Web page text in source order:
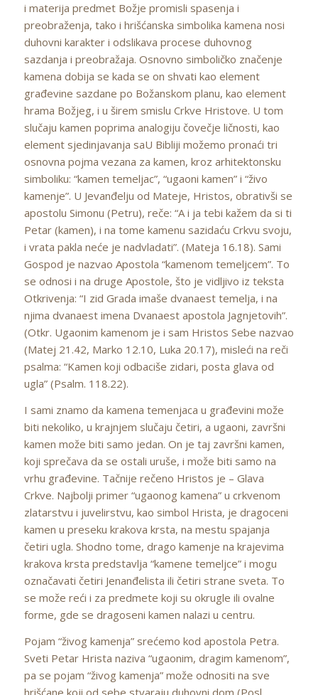
i materija predmet Božje promisli spasenja i
preobraženja, tako i hrišćanska simbolika kamena nosi
duhovni karakter i odslikava procese duhovnog
sazdanja i preobražaja. Osnovno simboličko značenje
kamena dobija se kada se on shvati kao element
građevine sazdane po Božanskom planu, kao element
hrama Božjeg, i u širem smislu Crkve Hristove. U tom
slučaju kamen poprima analogiju čovečje ličnosti, kao
element sjedinjavanja saU Bibliji možemo pronaći tri
osnovna pojma vezana za kamen, kroz arhitektonsku
simboliku: “kamen temeljac”, “ugaoni kamen” i “živo
kamenje”. U Jevanđelju od Mateje, Hristos, obrativši se
apostolu Simonu (Petru), reče: “A i ja tebi kažem da si ti
Petar (kamen), i na tome kamenu sazidaću Crkvu svoju,
i vrata pakla neće je nadvladati”. (Mateja 16.18). Sami
Gospod je nazvao Apostola “kamenom temeljcem”. To
se odnosi i na druge Apostole, što je vidljivo iz teksta
Otkrivenja: “I zid Grada imaše dvanaest temelja, i na
njima dvanaest imena Dvanaest apostola Jagnjetovih”.
(Otkr. Ugaonim kamenom je i sam Hristos Sebe nazvao
(Matej 21.42, Marko 12.10, Luka 20.17), misleći na reči
psalma: “Kamen koji odbaciše zidari, posta glava od
ugla” (Psalm. 118.22).
I sami znamo da kamena temenjaca u građevini može
biti nekoliko, u krajnjem slučaju četiri, a ugaoni, završni
kamen može biti samo jedan. On je taj završni kamen,
koji sprečava da se ostali uruše, i može biti samo na
vrhu građevine. Tačnije rečeno Hristos je – Glava
Crkve. Najbolji primer “ugaonog kamena” u crkvenom
zlatarstvu i juvelirstvu, kao simbol Hrista, je dragoceni
kamen u preseku krakova krsta, na mestu spajanja
četiri ugla. Shodno tome, drago kamenje na krajevima
krakova krsta predstavlja “kamene temeljce” i mogu
označavati četiri Jenanđelista ili četiri strane sveta. To
se može reći i za predmete koji su okrugle ili ovalne
forme, gde se dragoseni kamen nalazi u centru.
Pojam “živog kamenja” srećemo kod apostola Petra.
Sveti Petar Hrista naziva “ugaonim, dragim kamenom”,
pa se pojam “živog kamenja” može odnositi na sve
hrišćane koji od sebe stvaraju duhovni dom (Posl.